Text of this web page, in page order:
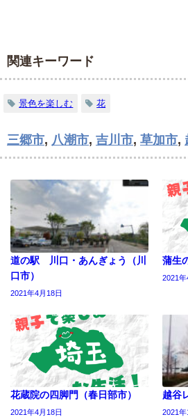
関連キーワード
景色を楽しむ 花
三郷市, 八潮市, 吉川市, 草加市,
道の駅 川口・あんぎょう（川
口市）
2021年4月18日
蒲生
2021年
花蔵院の四脚門（春日部市）
2021年4月18日
越谷
2021年